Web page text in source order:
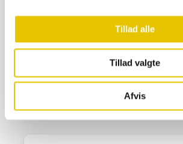
Tillad alle
Tillad valgte
Afvis
Afstandsstifter 6 mm 2-ben ca
75,00kr.